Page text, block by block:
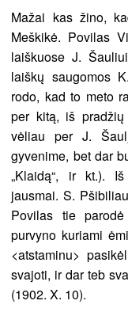
Mažai kas žino,
Meškikė. Povilas
laiškuose J.
laiškų saugomos
rodo, kad to meto
per kitą, iš
vėliau per J.
gyvenime, bet dar
„Klaidą“, ir kt.).
jausmai. S.
Povilas tie
purvyno kuriami
<atstaminu>
svajoti, ir dar teb
(1902. X. 10).